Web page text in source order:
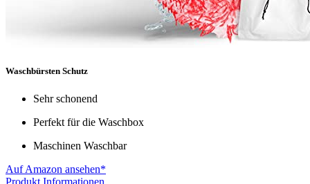
Waschbürsten Schutz
Sehr schonend
Perfekt für die Waschbox
Maschinen Waschbar
Auf Amazon ansehen*
Produkt Informationen